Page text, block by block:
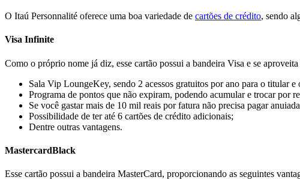
O Itaú Personnalité oferece uma boa variedade de cartões de crédito, sendo
Visa Infinite
Como o próprio nome já diz, esse cartão possui a bandeira Visa e se
Sala Vip LoungeKey, sendo 2 acessos gratuitos por ano para o titular e
Programa de pontos que não expiram, podendo acumular e trocar por
Se você gastar mais de 10 mil reais por fatura não precisa pagar
Possibilidade de ter até 6 cartões de crédito adicionais;
Dentre outras vantagens.
MastercardBlack
Esse cartão possui a bandeira MasterCard, proporcionando as seguintes